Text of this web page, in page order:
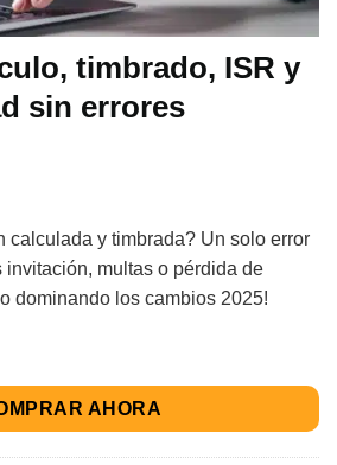
timbrado, ISR y
sin errores
calculada y timbrada? Un solo error
invitación, multas o pérdida de
dominando los cambios 2025!
AHORA